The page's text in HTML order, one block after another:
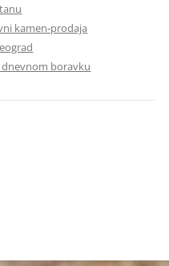
kamen-prodaja
boravku